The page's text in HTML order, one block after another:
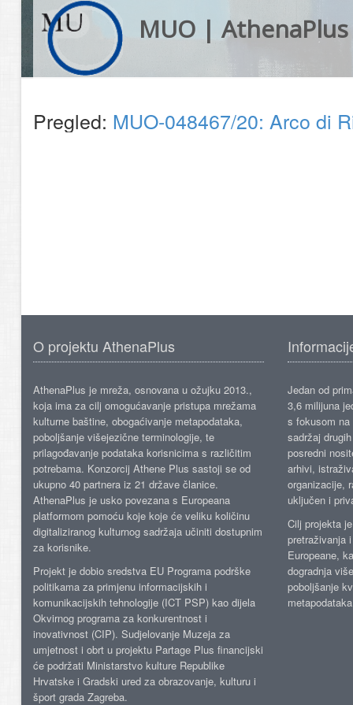
MUO | AthenaPlus
Pregled: MUO-048467/20: Arco di
O projektu AthenaPlus
AthenaPlus je mreža, osnovana u ožujku 2013.,
koja ima za cilj omogućavanje pristupa mrežama
kulturne baštine, obogaćivanje metapodataka,
poboljšanje višejezične terminologije, te
prilagođavanje podataka korisnicima s različitim
potrebama. Konzorcij Athene Plus sastoji se od
ukupno 40 partnera iz 21 države članice.
AthenaPlus je usko povezana s Europeana
platformom pomoću koje koje će veliku količinu
digitaliziranog kulturnog sadržaja učiniti dostupnim
za korisnike.
Projekt je dobio sredstva EU Programa podrške
politikama za primjenu informacijskih i
komunikacijskih tehnologije (ICT PSP) kao dijela
Okvirnog programa za konkurentnost i
inovativnost (CIP). Sudjelovanje Muzeja za
umjetnost i obrt u projektu Partage Plus financijski
će podržati Ministarstvo kulture Republike
Hrvatske i Gradski ured za obrazovanje, kulturu i
šport grada Zagreba.
Jedan od
3,6 milijuna
s fokusom
sadržaj
posredni
arhivi,
organizacije,
uključen i
Cilj projekta
pretraživanja
Europeane,
dogradnja
poboljšanje